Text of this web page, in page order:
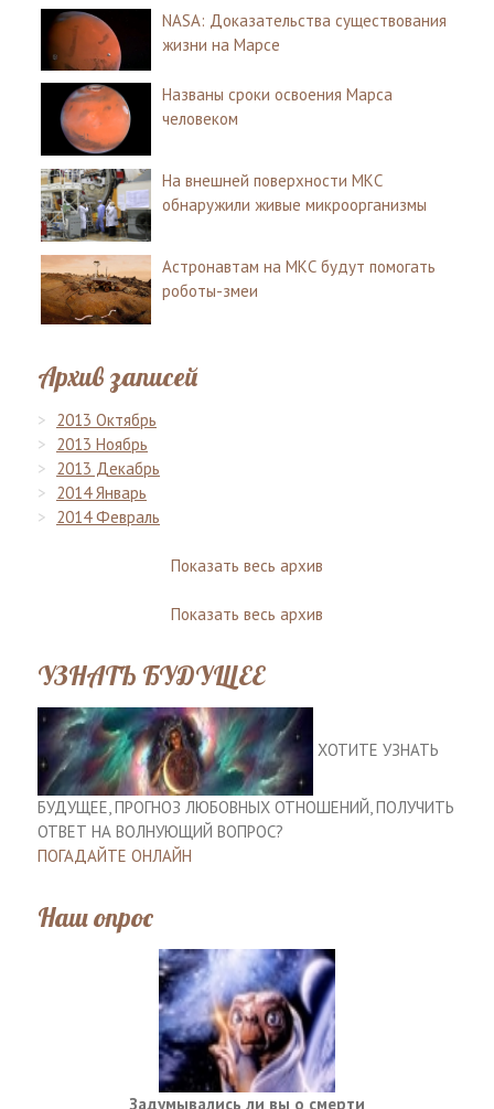
NASA: Доказательства существования
жизни на Марсе
Названы сроки освоения Марса
человеком
На внешней поверхности МКС
обнаружили живые микроорганизмы
Астронавтам на МКС будут помогать
роботы-змеи
Архив записей
2013 Октябрь
2013 Ноябрь
2013 Декабрь
2014 Январь
2014 Февраль
Показать весь архив
Показать весь архив
УЗНАТЬ БУДУЩЕЕ
ХОТИТЕ УЗНАТЬ
БУДУЩЕЕ, ПРОГНОЗ ЛЮБОВНЫХ ОТНОШЕНИЙ, ПОЛУЧИТЬ
ОТВЕТ НА ВОЛНУЮЩИЙ ВОПРОС?
ПОГАДАЙТЕ ОНЛАЙН
Наш опрос
Задумывались ли вы о смерти